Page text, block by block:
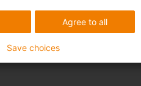
Agree to all
Save choices